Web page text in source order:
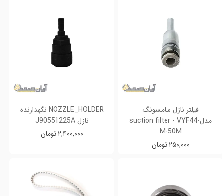
فیلتر نازل سامسونگ
مدلsuction filter - VYF44-
M-50M
۲۵۰,۰۰۰ تومان
NOZZLE_HOLDER نگهدارنده
نازل J90551225A
۲,۴۰۰,۰۰۰ تومان